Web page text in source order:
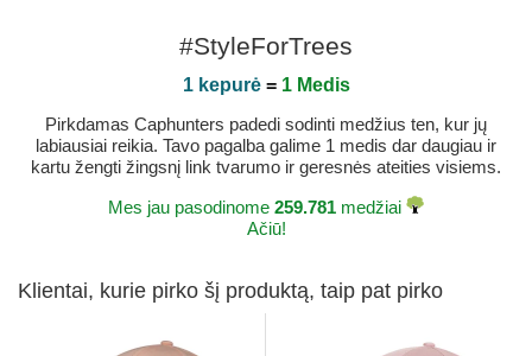
#StyleForTrees
1 kepurė= 1 Medis
Pirkdamas Caphunters padedi sodinti medžius ten, kur jų
labiausiai reikia. Tavo pagalba galime 1 medis dar daugiau ir
kartu žengti žingsnį link tvarumo ir geresnės ateities visiems.
Mes jau pasodinome 259.781 medžiai
Ačiū!
Klientai, kurie pirko šį produktą, taip pat pirko